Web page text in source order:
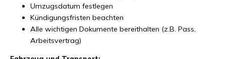
Umzugsdatum festlegen
Kündigungsfristen beachten
Alle wichtigen Dokumente bereithalten (z.B. Pass,
Arbeitsvertrag)